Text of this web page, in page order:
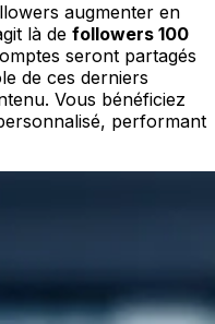
augmenter en
là de followers 100
seront partagés
de ces derniers
Vous bénéficiez
performant